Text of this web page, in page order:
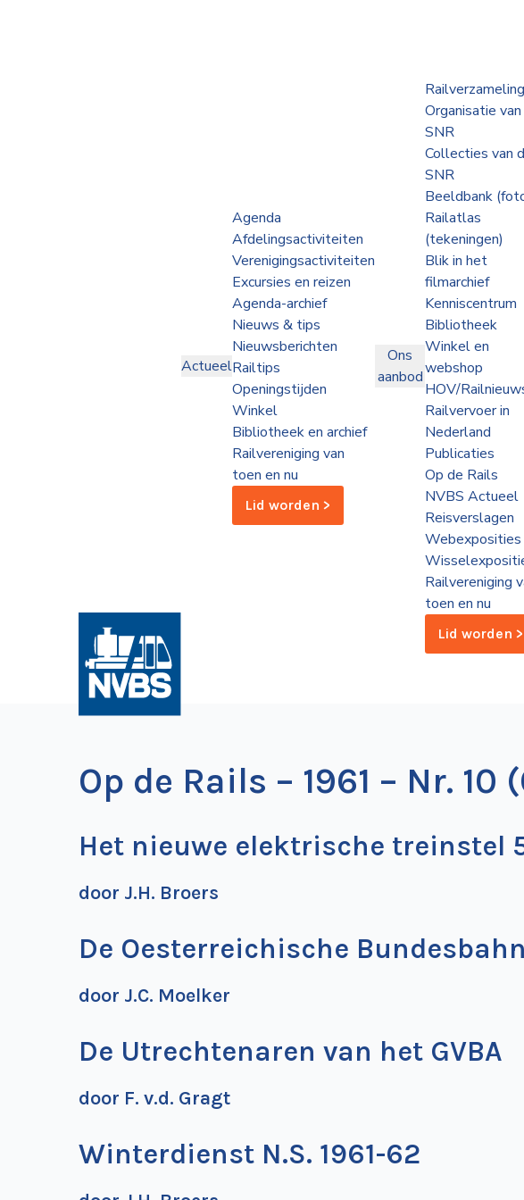
Actueel
Agenda
Afdelingsactiviteiten
Verenigingsactiviteiten
Excursies en reizen
Agenda-archief
Nieuws & tips
Nieuwsberichten
Railtips
Openingstijden
Winkel
Bibliotheek en archief
Railvereniging van
toen en nu
Lid worden >
Ons
aanbod
Organisatie
SNR
Collecties van
SNR
Beeldbank
Railatlas
(tekeningen)
Blik in het
filmarchief
Kenniscentrum
Bibliotheek
Winkel en
webshop
HOV/
Railvervoer in
Nederland
Publicaties
Op de Rails
NVBS Actueel
Reisverslagen
Webexposities
Railvereniging
toen en nu
Lid worden >
Op de Rails – 1961 – Nr. 10
Het nieuwe elektrische treinstel
door J.H. Broers
De Oesterreichische
door J.C. Moelker
De Utrechtenaren van het GVBA
door F. v.d. Gragt
Winterdienst N.S. 1961-62